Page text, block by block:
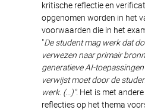
kritische reflectie en
opgenomen worden in het
voorwaarden die in het
"De student mag werk dat
verwezen naar primair
generatieve AI-
verwijst moet door de
werk. (...)". Het is met
reflecties op het thema